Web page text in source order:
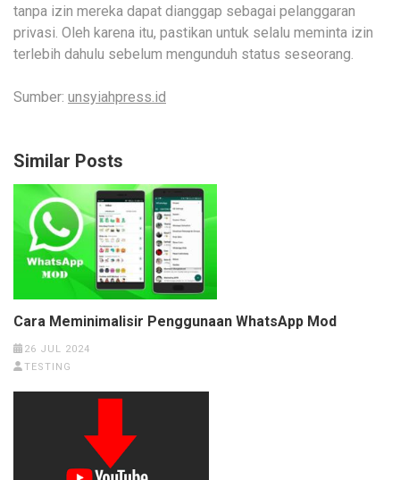
tanpa izin mereka dapat dianggap sebagai pelanggaran
privasi. Oleh karena itu, pastikan untuk selalu meminta izin
terlebih dahulu sebelum mengunduh status seseorang.
Sumber: unsyiahpress.id
Similar Posts
Cara Meminimalisir Penggunaan WhatsApp Mod
26 JUL 2024
TESTING